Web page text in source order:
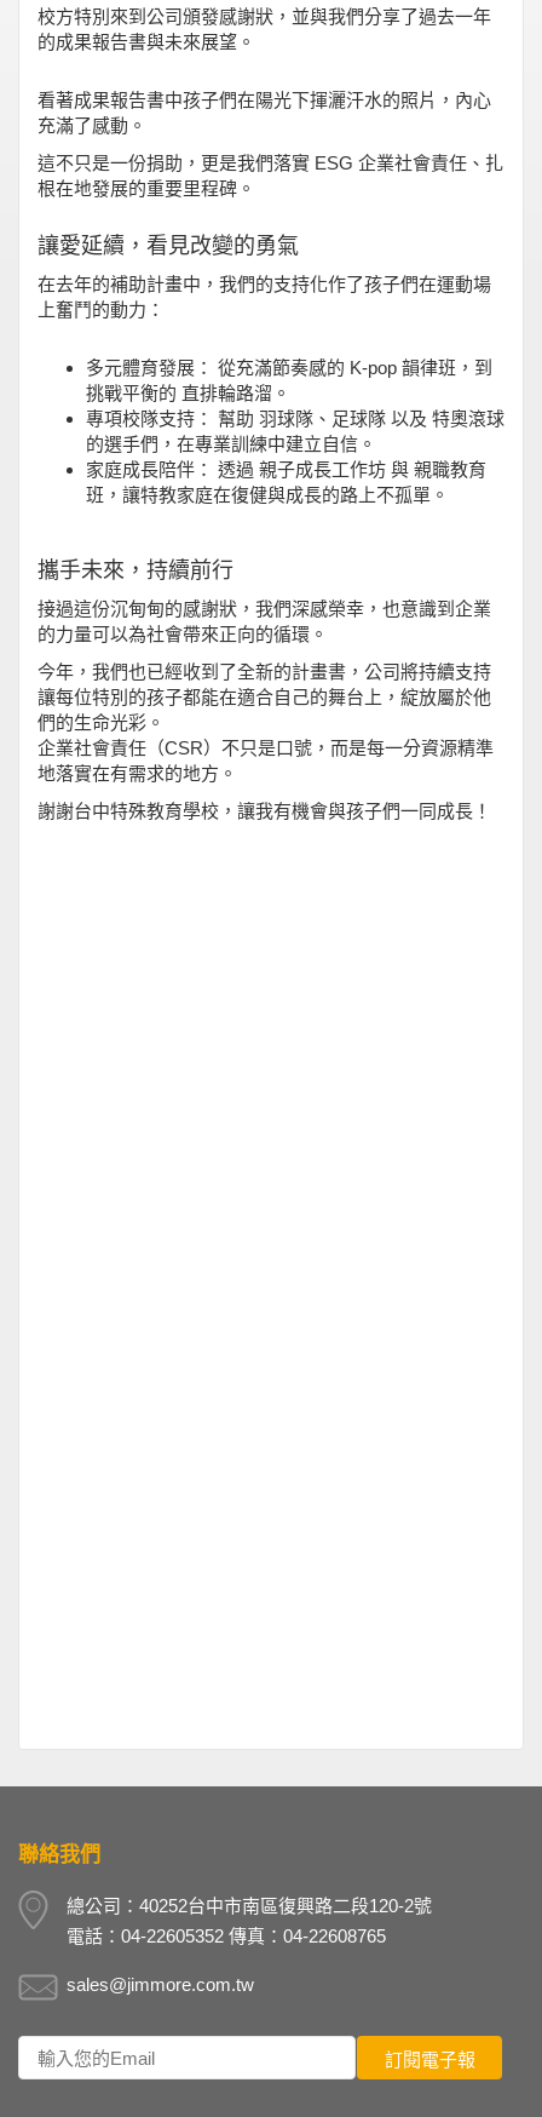
校方特別來到公司頒發感謝狀，並與我們分享了過去一年
的成果報告書與未來展望。
看著成果報告書中孩子們在陽光下揮灑汗水的照片，內心
充滿了感動。
這不只是一份捐助，更是我們落實 ESG 企業社會責任、扎
根在地發展的重要里程碑。
讓愛延續，看見改變的勇氣
在去年的補助計畫中，我們的支持化作了孩子們在運動場
上奮鬥的動力：
多元體育發展： 從充滿節奏感的 K-pop 韻律班，到
挑戰平衡的 直排輪路溜。
專項校隊支持： 幫助 羽球隊、足球隊 以及 特奧滾球
的選手們，在專業訓練中建立自信。
家庭成長陪伴： 透過 親子成長工作坊 與 親職教育
班，讓特教家庭在復健與成長的路上不孤單。
攜手未來，持續前行
接過這份沉甸甸的感謝狀，我們深感榮幸，也意識到企業
的力量可以為社會帶來正向的循環。
今年，我們也已經收到了全新的計畫書，公司將持續支持
讓每位特別的孩子都能在適合自己的舞台上，綻放屬於他
們的生命光彩。
企業社會責任（CSR）不只是口號，而是每一分資源精準
地落實在有需求的地方。
謝謝台中特殊教育學校，讓我有機會與孩子們一同成長！
聯絡我們
總公司：40252台中市南區復興路二段120-2號
電話：04-22605352 傳真：04-22608765
sales@jimmore.com.tw